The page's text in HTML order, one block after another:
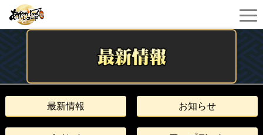
最新情報 お知らせ